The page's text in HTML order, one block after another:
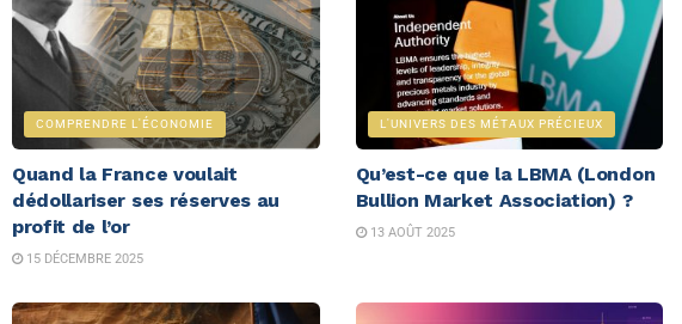
COMPRENDRE L'ÉCONOMIE
Quand la France voulait
dédollariser ses réserves au
profit de l’or
15 DÉCEMBRE 2025
L'UNIVERS DES MÉTAUX PRÉCIEUX
Qu’est-ce que la LBMA (London
Bullion Market Association) ?
13 AOÛT 2025